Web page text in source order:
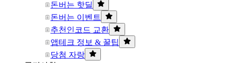
돈버는 핫딜
돈버는 이벤트
추천인코드 교환
앱테크 정보 & 꿀팁
당첨 자랑